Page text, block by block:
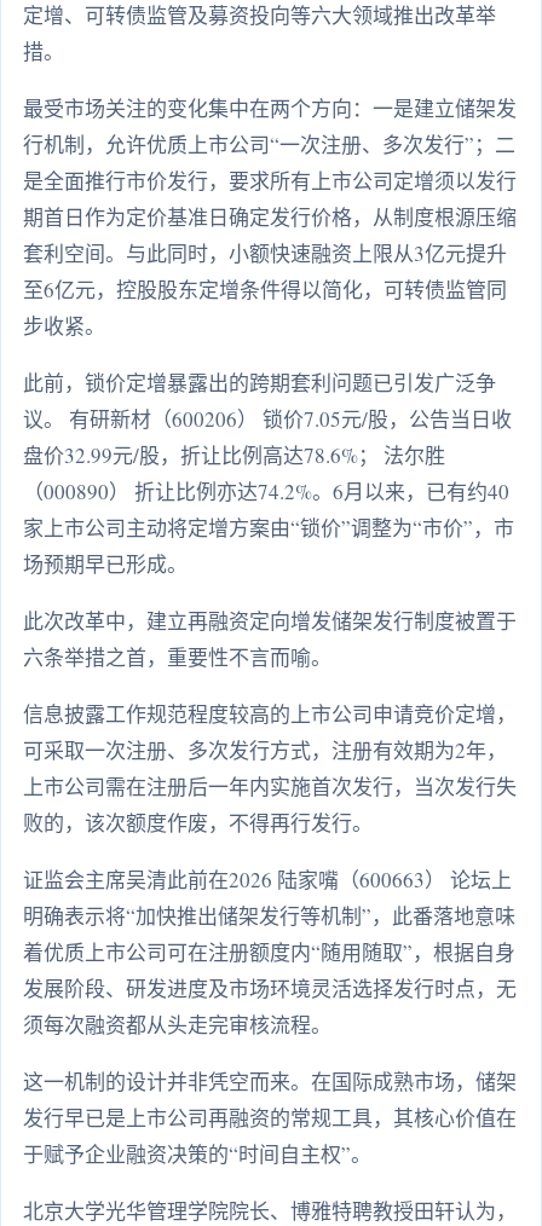
定增、可转债监管及募资投向等六大领域推出改革举
措。
最受市场关注的变化集中在两个方向：一是建立储架发
行机制，允许优质上市公司“一次注册、多次发行”；二
是全面推行市价发行，要求所有上市公司定增须以发行
期首日作为定价基准日确定发行价格，从制度根源压缩
套利空间。与此同时，小额快速融资上限从3亿元提升
至6亿元，控股股东定增条件得以简化，可转债监管同
步收紧。
此前，锁价定增暴露出的跨期套利问题已引发广泛争
议。 有研新材（600206） 锁价7.05元/股，公告当日收
盘价32.99元/股，折让比例高达78.6%； 法尔胜
（000890） 折让比例亦达74.2%。6月以来，已有约40
家上市公司主动将定增方案由“锁价”调整为“市价”，市
场预期早已形成。
此次改革中，建立再融资定向增发储架发行制度被置于
六条举措之首，重要性不言而喻。
信息披露工作规范程度较高的上市公司申请竞价定增，
可采取一次注册、多次发行方式，注册有效期为2年，
上市公司需在注册后一年内实施首次发行，当次发行失
败的，该次额度作废，不得再行发行。
证监会主席吴清此前在2026 陆家嘴（600663） 论坛上
明确表示将“加快推出储架发行等机制”，此番落地意味
着优质上市公司可在注册额度内“随用随取”，根据自身
发展阶段、研发进度及市场环境灵活选择发行时点，无
须每次融资都从头走完审核流程。
这一机制的设计并非凭空而来。在国际成熟市场，储架
发行早已是上市公司再融资的常规工具，其核心价值在
于赋予企业融资决策的“时间自主权”。
北京大学光华管理学院院长、博雅特聘教授田轩认为，